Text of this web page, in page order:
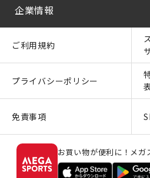
企業情報
ご利用規約
プライバシーポリシー
免責事項
お買い物が便利に！メガ